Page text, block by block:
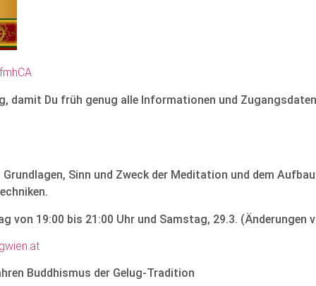
damit Du früh genug alle Informationen und
Sinn und Zweck der Meditation und dem
von 19:00 bis 21:00 Uhr und Samstag, 29.3. (Änderungen
Buddhismus der Gelug-Tradition